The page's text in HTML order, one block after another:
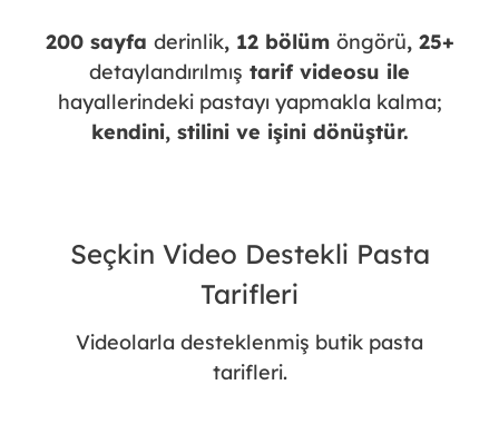
200 sayfa derinlik, 12 bölüm öngörü, 25+
detaylandırılmış tarif videosu ile
hayallerindeki pastayı yapmakla kalma;
kendini, stilini ve işini dönüştür.
Seçkin Video Destekli Pasta
Tarifleri
Videolarla desteklenmiş butik pasta
tarifleri.